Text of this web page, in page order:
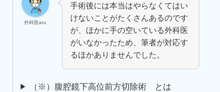
外科医aru
手術後には本当はやらなくてはい
けないことがたくさんあるのです
が、ほかに手の空いている外科医
がいなかったため、筆者が対応す
るほかありませんでした。
（※）腹腔鏡下高位前方切除術 とは